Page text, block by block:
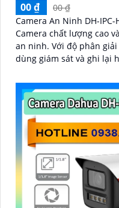
00 ₫
00 ₫
Camera An Ninh DH-IPC-
Camera chất lượng cao
an ninh. Với độ phân giải 4K Ultra HD, nó cho phép người
dùng giám sát và ghi lại